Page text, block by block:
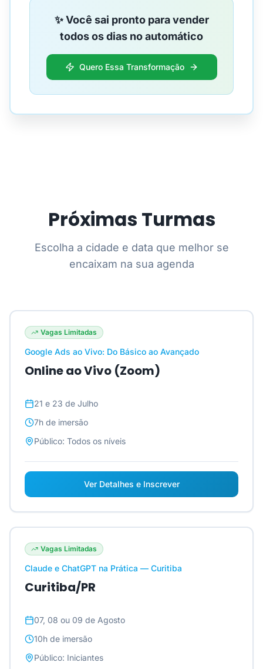
✨ Você sai pronto para vender
todos os dias no automático
Quero Essa Transformação
Próximas Turmas
Escolha a cidade e data que melhor se
encaixam na sua agenda
Vagas Limitadas
Google Ads ao Vivo: Do Básico ao Avançado
Online ao Vivo (Zoom)
21 e 23 de Julho
7h de imersão
Público: Todos os níveis
Ver Detalhes e Inscrever
Vagas Limitadas
Claude e ChatGPT na Prática — Curitiba
Curitiba/PR
07, 08 ou 09 de Agosto
10h de imersão
Público: Iniciantes